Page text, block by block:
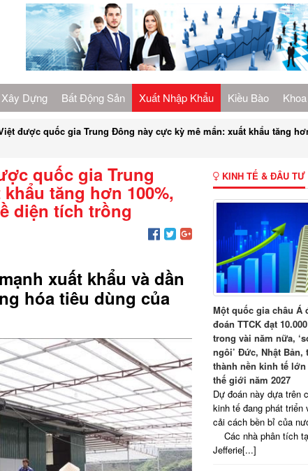
Xây Dựng Bất Động Sản Xuất Nhập Khẩu Kiều Bào
được quốc gia Trung Đông này cực kỳ mê mẩn: xuất khẩu tăng
quốc gia Trung
tăng hơn 100%,
diện tích trồng
xuất khẩu và dần
hóa tiêu dùng của
KINH TẾ & ĐÂU TƯ
Một quốc gia châu Á
đoán TTCK đạt
trong vài năm nữa,
ngôi’ Đức, Nhật Bản,
thành nền kinh tế
thế giới năm 2027
Dự đoán này dựa trên
kinh tế đang phát triển
cải cách bền bỉ của
Các nhà phân tích
Jefferie[...]